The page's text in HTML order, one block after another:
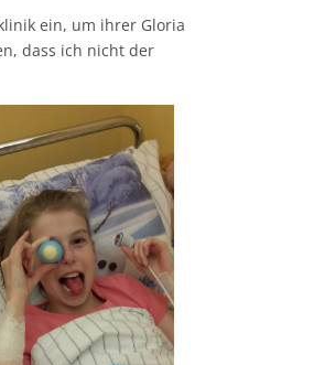
ein, um ihrer Gloria
dass ich nicht der